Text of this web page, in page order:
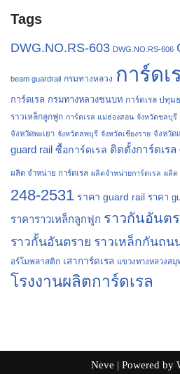
Tags
DWG.NO.RS-603 DWG.NO.RS-606
beam guardrail กรมทางหลวง การ์ดเ
การ์ดเรล กรมทางหลวงชนบท การ์ดเรล ปทุม
ราวเหล็กลูกฟูก การ์ดเรล แม่ฮ่องสอน จังหวัดชลบุรี
จังหวัดพะเยา จังหวัดลพบุรี จังหวัดเชียงราย จังหวัด
guard rail ซื้อการ์ดเรล ติดตั้งการ์ดเรล
ผลิต จำหน่าย การ์ดเรล ผลิตจำหน่ายการ์ดเรล ผลิต
248-2531 ราคา guard rail ราคา
ราคาราวเหล็กลูกฟูก ราวกันอันต
ราวกั้นอันตราย ราวเหล็กกันถน
อร์โมพลาสติก เสาการ์ดเรล แขวงทางหลวงสมุ
โรงงานผลิตการ์ดเรล
Neve | Powered by